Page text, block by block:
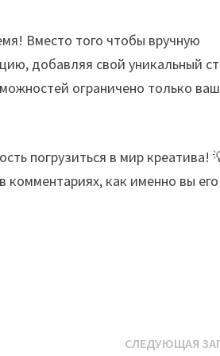
Вместо того чтобы вручную
добавляя свой уникальный
ограничено только
погрузиться в мир креатива!
комментариях, как именно вы его
СЛЕДУЮЩАЯ